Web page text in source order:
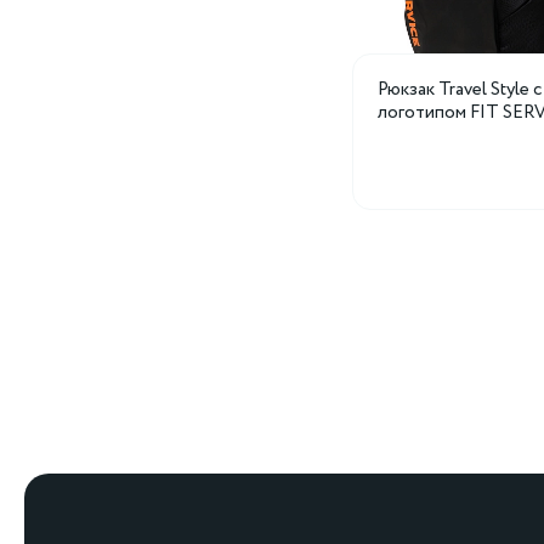
Рюкзак Travel Style с
логотипом FIT